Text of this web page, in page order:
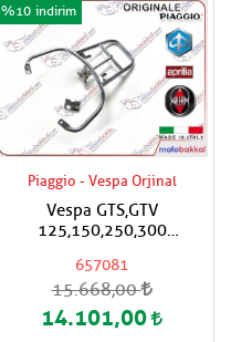
Piaggio - Vespa Orjinal
Vespa GTS,GTV
125,150,250,300
Piaggio,Vespa Orjinal Çanta
Aparatı
657081
%10
15.668,00
14.101,00